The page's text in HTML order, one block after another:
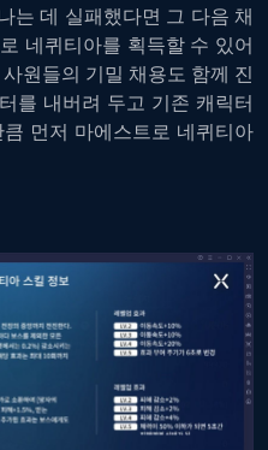
는 데 실패했다면 그 다음 채
네퀴티아를 획득할 수 있어
원들의 기밀 채용도 함께 진
를 내버려 두고 기존 캐릭터
먼저 마에스트로 네퀴티아